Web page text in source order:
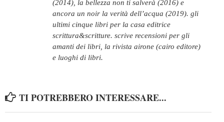
(2014), la bellezza non ti salverà (2016) e
ancora un noir la verità dell’acqua (2019). gli
ultimi cinque libri per la casa editrice
scrittura&scritture. scrive recensioni per gli
amanti dei libri, la rivista airone (cairo editore)
e luoghi di libri.
TI POTREBBERO INTERESSARE...